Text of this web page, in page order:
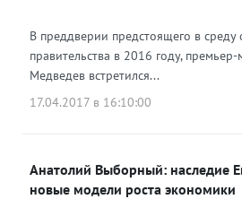
В преддверии предстоящего в среду
правительства в 2016 году,
Медведев встретился...
17.04.2017 в 16:10:00
Анатолий Выборный: наследие
новые модели роста экономики